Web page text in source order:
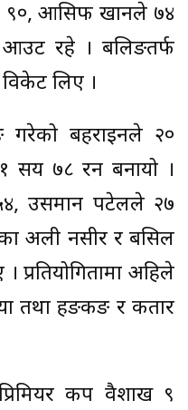
आसिफ खानले ७४
रहे । बलिङतर्फ
लिए ।
गरेको बहराइनले २०
सय ७८ रन बनायो ।
उसमान पटेलले २७
अली नसीर र बसिल
अहिले
तथा हङकङ र कतार
कप वैशाख ९